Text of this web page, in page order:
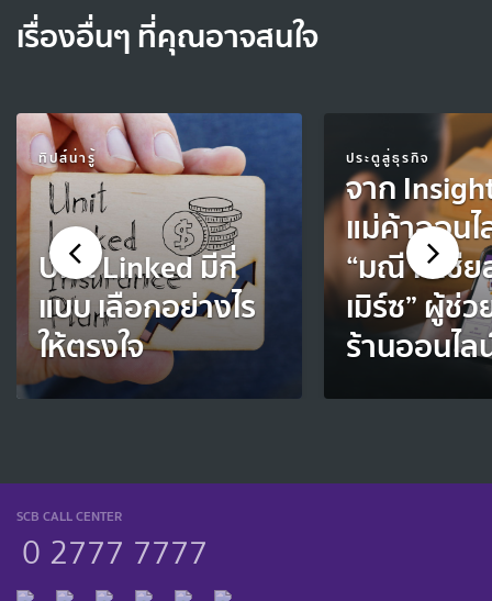
เรื่องอื่นๆ ที่คุณอาจสนใจ
ทิปส์น่ารู้
Unit Linked มีกี่
แบบ เลือกอย่างไร
ให้ตรงใจ
ประตูสู่ธุรกิจ
จาก
แม่ค้าออน
“มณี โซเชี
เมิร์ซ” ผู้ช่
ร้านออนไ
SCB CALL CENTER
0 2777 7777